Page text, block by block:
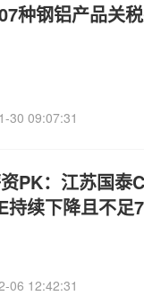
种钢铝产品关
30 09:07:31
PK：江苏国
持续下降且不足
06 12:42:31